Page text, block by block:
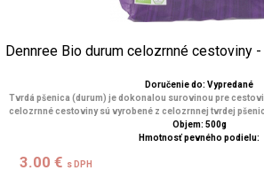
Dennree Bio durum celozrnné cestoviny
Doručenie do: Vypredané
Tvrdá pšenica (durum) je dokonalou surovinou pre
celozrnné cestoviny sú vyrobené z celozrnnej tvrdej
Objem: 500g
Hmotnosť pevného podielu:
3.00 € s DPH